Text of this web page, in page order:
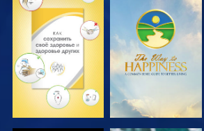
СМОТРЕТЬ СМОТРЕТЬ